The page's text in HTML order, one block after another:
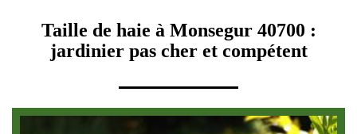
Taille de haie à Monsegur 40700 :
jardinier pas cher et compétent